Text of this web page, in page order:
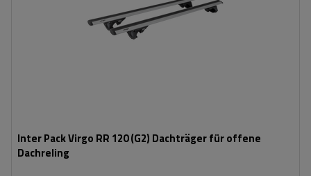
Inter Pack Virgo RR 120 (G2) Dachträger für offene
Dachreling